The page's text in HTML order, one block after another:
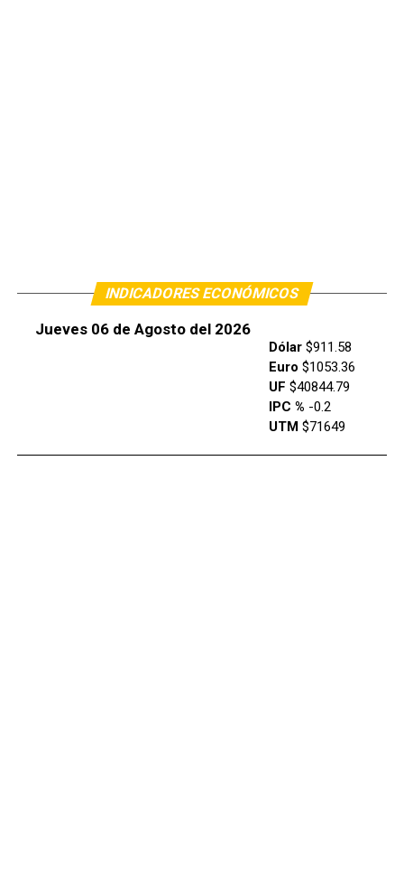
INDICADORES ECONÓMICOS
Jueves 06 de Agosto del 2026
Dólar$911.58
Euro $1053.36
UF $40844.79
IPC % -0.2
UTM $71649